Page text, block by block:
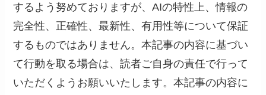
するよう努めておりますが、AIの特性上、情報の
完全性、正確性、最新性、有用性等について保証
するものではありません。本記事の内容に基づい
て行動を取る場合は、読者ご自身の責任で行って
いただくようお願いいたします。本記事の内容に